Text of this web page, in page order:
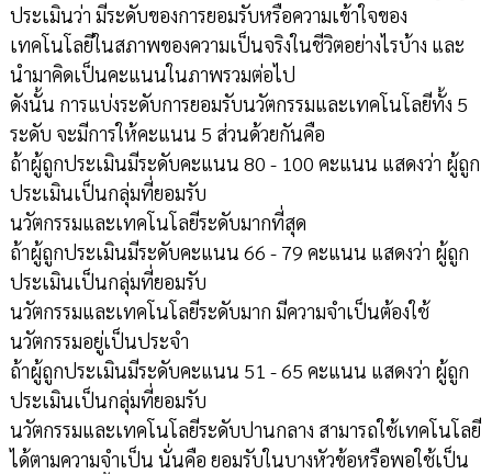
ประเมินว่า มีระดับของการยอมรับหรือความเข้าใจของ
เทคโนโลยีในสภาพของความเป็นจริงในชีวิตอย่างไรบ้าง และ
นำมาคิดเป็นคะแนนในภาพรวมต่อไป
ดังนั้น การแบ่งระดับการยอมรับนวัตกรรมและเทคโนโลยีทั้ง 5
ระดับ จะมีการให้คะแนน 5 ส่วนด้วยกันคือ
ถ้าผู้ถูกประเมินมีระดับคะแนน 80 - 100 คะแนน แสดงว่า ผู้ถูก
ประเมินเป็นกลุ่มที่ยอมรับ
นวัตกรรมและเทคโนโลยีระดับมากที่สุด
ถ้าผู้ถูกประเมินมีระดับคะแนน 66 - 79 คะแนน แสดงว่า ผู้ถูก
ประเมินเป็นกลุ่มที่ยอมรับ
นวัตกรรมและเทคโนโลยีระดับมาก มีความจำเป็นต้องใช้
นวัตกรรมอยู่เป็นประจำ
ถ้าผู้ถูกประเมินมีระดับคะแนน 51 - 65 คะแนน แสดงว่า ผู้ถูก
ประเมินเป็นกลุ่มที่ยอมรับ
นวัตกรรมและเทคโนโลยีระดับปานกลาง สามารถใช้เทคโนโลยี
ได้ตามความจำเป็น นั่นคือ ยอมรับในบางหัวข้อหรือพอใช้เป็น